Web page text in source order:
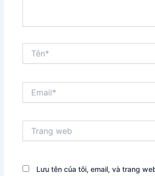
web
Lưu tên của tôi, email, và trang